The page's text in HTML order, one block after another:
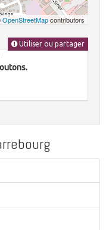
OpenStreetMapcontributors
Utiliser ou partager